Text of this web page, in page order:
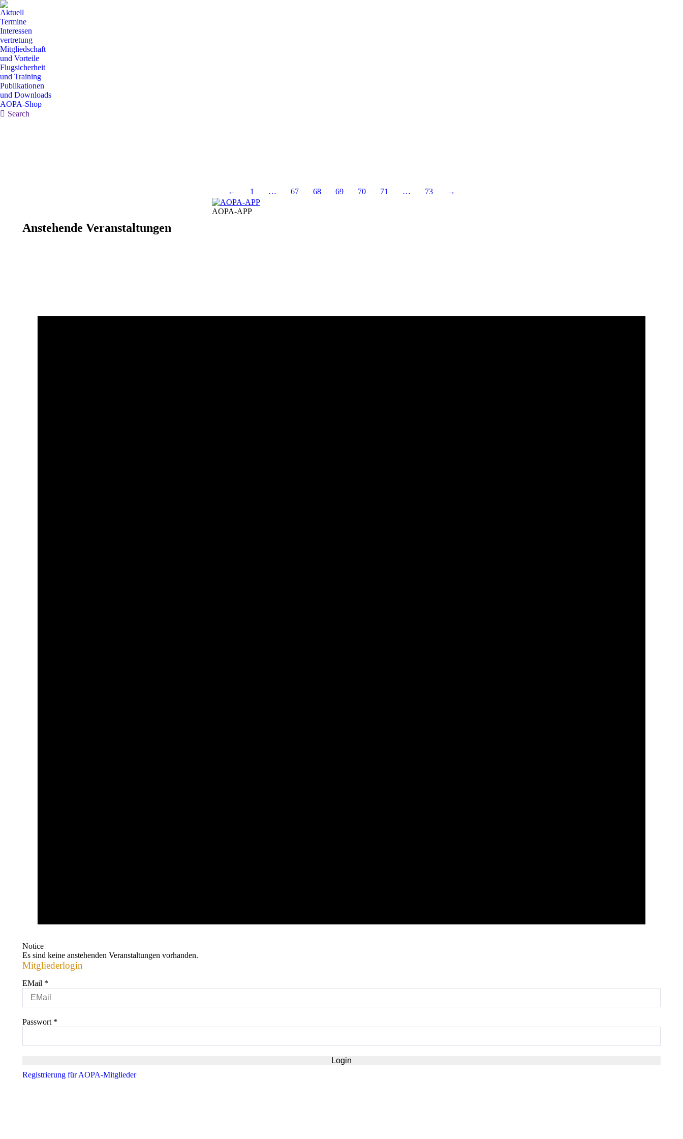
Aktuell
Termine
Interessen
vertretung
Mitgliedschaft
und Vorteile
Flugsicherheit
und Training
Publikationen
und Downloads
AOPA-Shop
Search:
Search
← 1 … 67 68 69 70 71 … 73 →
AOPA-APP
Anstehende Veranstaltungen
Notice
Es sind keine anstehenden Veranstaltungen vorhanden.
Mitgliederlogin
EMail *
Passwort *
Registrierung für AOPA-Mitglieder